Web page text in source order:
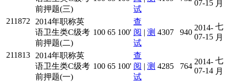
前押题(三)
试
07-15 月
211872
2014年职称英
语卫生类C级考
前押题(二)
100 65 100'
查
阅 | 测
试
4307 940
2014-
07-15
七
月
211813
2014年职称英
语卫生类C级考
前押题(一)
100 65 100'
查
阅 | 测
试
4285 764
2014-
07-14
七
月